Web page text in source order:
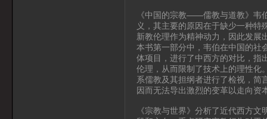
《中国的宗教——儒教与道教》韦
义，其主要的原因在于缺少一种
新教伦理作为精神动力，因此发展
本书第一部分中，韦伯在中国的社
体项目，进行了中西方的对比，指
伦理，从而限制了技术上的理性化
系儒教及其担纲者进行了检视，简
因而无法导出激烈的变革以走向资
《宗教与世界》分析了近代西方